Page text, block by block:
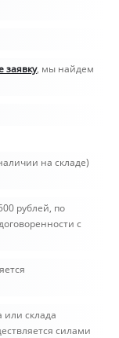
заявку, мы найдем
на складе)
рублей, по
с
или склада
силами